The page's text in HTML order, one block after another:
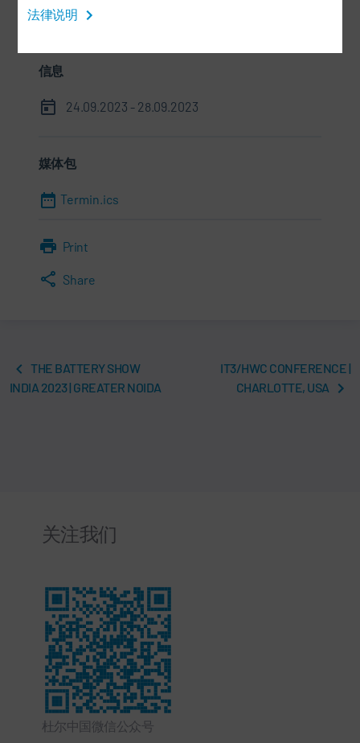
法律说明
信息
24.09.2023 - 28.09.2023
媒体包
Termin.ics
Print
Share
THE BATTERY SHOW
INDIA 2023 | GREATER NOIDA
IT3/HWC CONFERENCE |
CHARLOTTE, USA
关注我们
杜尔中国微信公众号